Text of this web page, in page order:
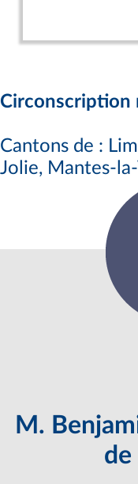
Circonscription
Cantons de :
Jolie, Mantes-
M.
de